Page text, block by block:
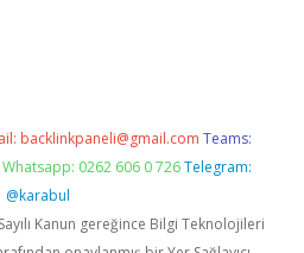
backlinkpaneli@gmail.com Teams:
Whatsapp: 0262 606 0 726 Telegram:
@karabul
Kanun gereğince Bilgi Teknolojileri